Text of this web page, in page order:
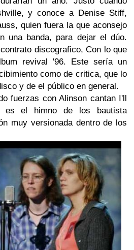
y conoce a Denise Stiff,
quien fuera la que aconsejo
una banda, para dejar el dúo.
discografico, Con lo que
revival '96. Este sería un
como de critica, que lo
y de el público en general.
fuerzas con Alinson cantan I'll
es el himno de los bautista
muy versionada dentro de los